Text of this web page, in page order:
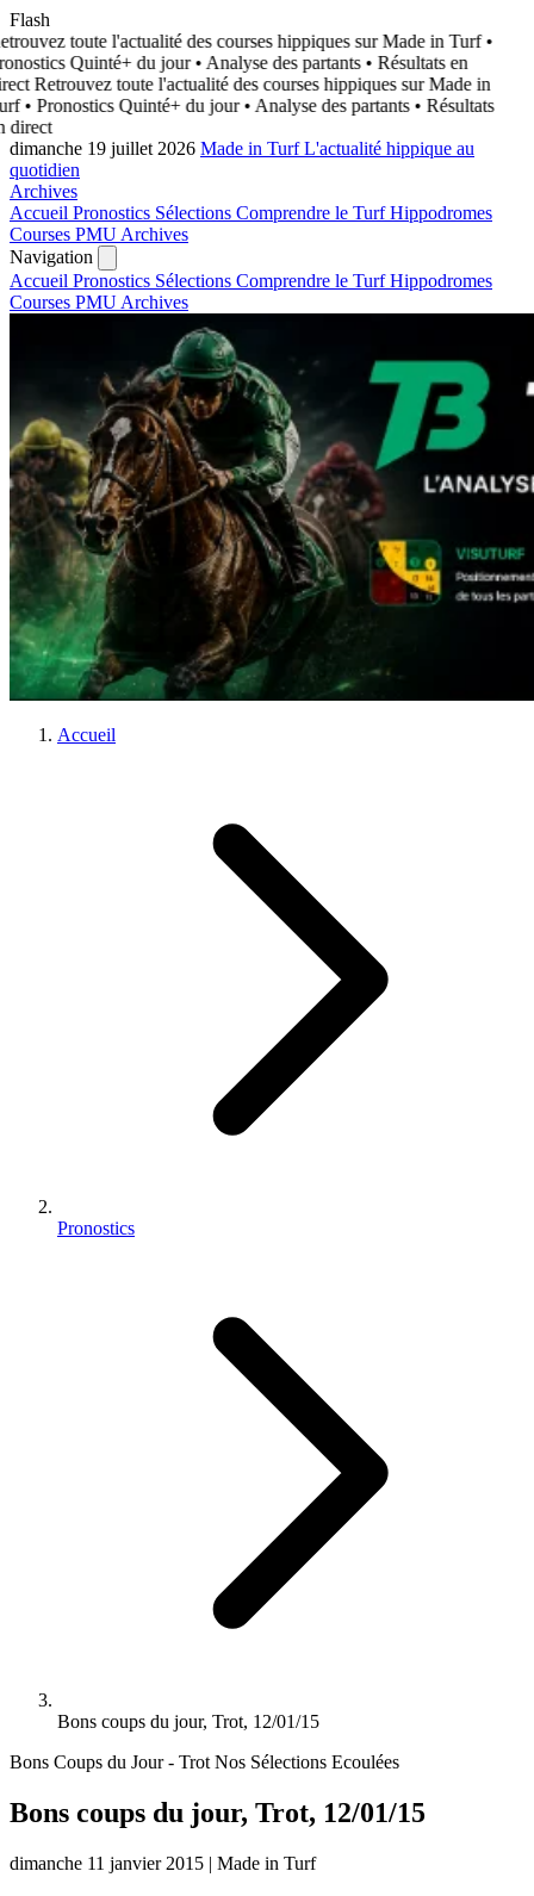
Flash
toute l'actualité des courses hippiques sur Made in Turf •
Quinté+ du jour • Analyse des partants • Résultats en
Retrouvez toute l'actualité des courses hippiques sur Made in
• Pronostics Quinté+ du jour • Analyse des partants • Résultats
direct
dimanche 19 juillet 2026 Made in TurfL'actualité hippique au
quotidien
Archives
Accueil Pronostics Sélections Comprendre le TurfHippodromes
Courses PMU Archives
Navigation
Accueil Pronostics Sélections Comprendre le TurfHippodromes
Courses PMU Archives
Accueil
Pronostics
Bons coups du jour, Trot, 12/01/15
Bons Coups du Jour - Trot Nos Sélections Ecoulées
Bons coups du jour, Trot, 12/01/15
dimanche 11 janvier 2015 | Made in Turf